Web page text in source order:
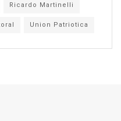
Ricardo Martinelli
Union Patriotica